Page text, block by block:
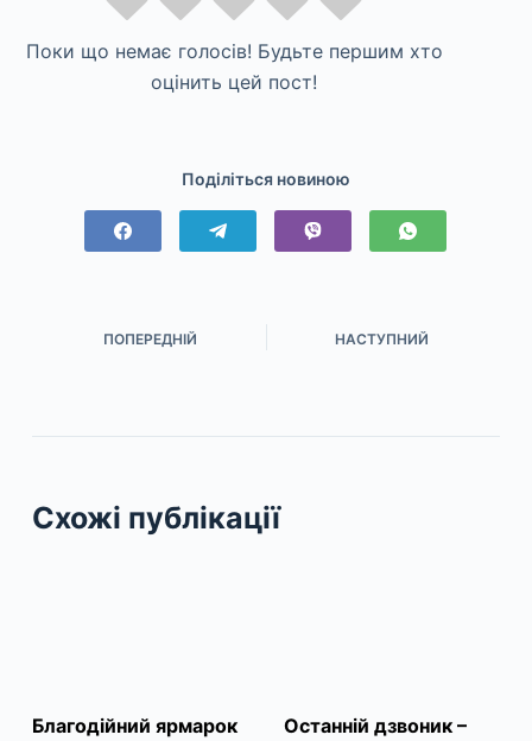
Поки що немає голосів! Будьте першим хто
оцінить цей пост!
Поділіться новиною
ПОПЕРЕДНІЙ НАСТУПНИЙ
Схожі публікації
Благодійний ярмарок
Останній дзвоник –